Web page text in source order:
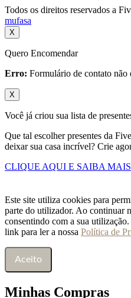
Todos os direitos reservados a
mufasa
X
Quero Encomendar
Erro: Formulário de contato não
X
Você já criou sua lista de
Que tal escolher presentes da
deixar sua casa incrível? Crie
CLIQUE AQUI E SAIBA MAIS
Este site utiliza cookies para
parte do utilizador. Ao continuar
consentindo com a sua
link para ler a nossa Política de
Aceito
Minhas Compras